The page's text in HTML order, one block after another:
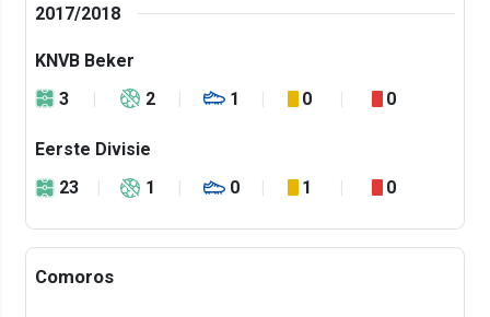
2017/2018
KNVB Beker
3
2 1 0 0
Eerste Divisie
23
1 0 1 0
Comoros